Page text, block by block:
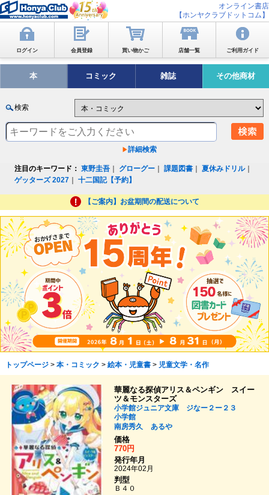
オンライン書店
【ホンヤクラブドットコム】
ログイン 会員登録 買い物かご 店舗一覧 ご利用ガイド
本 コミック 雑誌 その他商材
検索
詳細検索
注目のキーワード： 東野圭吾 グローグー ｜課題図書 ｜夏休みドリル｜
ゲッターズ 2027 ｜十二国記【予約】
【ご案内】お盆期間の配送について
トップページ> 本・コミック > 絵本・児童書> 児童文学・名作
華麗なる探偵アリス＆ペンギン スイー
ツ＆モンスターズ
小学館ジュニア文庫 ジなー２ー２３
小学館
南房秀久
あるや
価格
770円
発行年月
2024年02月
判型
Ｂ４０